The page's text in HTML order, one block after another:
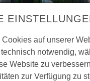
Natur
Cookies auf unserer
notwendig,
Website zu
zur Verfügung zu